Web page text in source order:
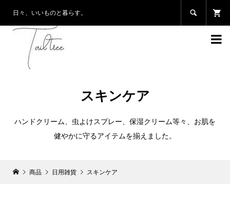
日々、いいものと暮らす。 

スキンケア
ハンドクリーム、虫よけスプレー、保湿クリーム等々、お肌を
健やかに守るアイテムを揃えました。
商品 日用雑貨 スキンケア